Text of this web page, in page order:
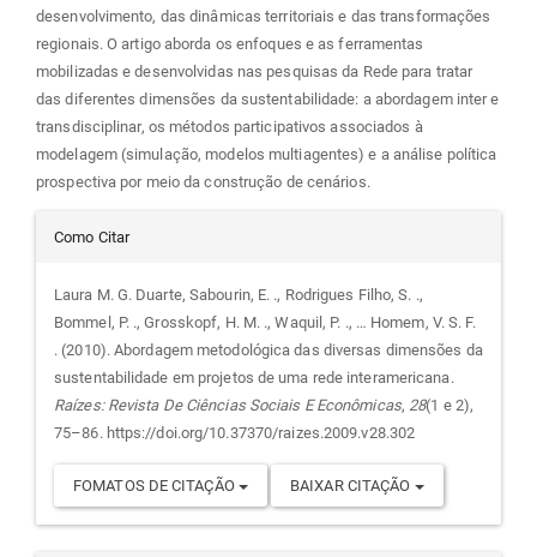
desenvolvimento, das dinâmicas territoriais e das transformações
regionais. O artigo aborda os enfoques e as ferramentas
mobilizadas e desenvolvidas nas pesquisas da Rede para tratar
das diferentes dimensões da sustentabilidade: a abordagem inter e
transdisciplinar, os métodos participativos associados à
modelagem (simulação, modelos multiagentes) e a análise política
prospectiva por meio da construção de cenários.
Detalhes
do
artigo
Como Citar
Laura M. G. Duarte, Sabourin, E. ., Rodrigues Filho, S. .,
Bommel, P. ., Grosskopf, H. M. ., Waquil, P. ., … Homem, V. S. F.
. (2010). Abordagem metodológica das diversas dimensões da
sustentabilidade em projetos de uma rede interamericana.
Raízes: Revista De Ciências Sociais E Econômicas, 28(1 e 2),
75–86. https://doi.org/10.37370/raizes.2009.v28.302
FOMATOS DE CITAÇÃO BAIXAR CITAÇÃO